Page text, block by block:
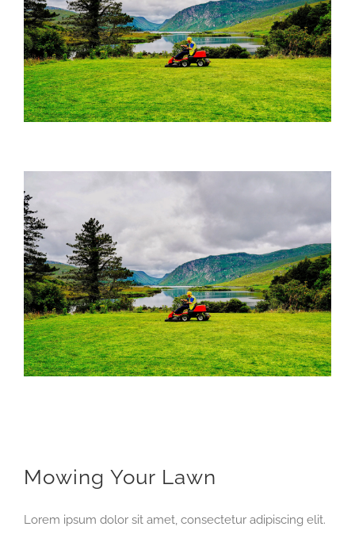
Mowing Your Lawn
Lorem ipsum dolor sit amet, consectetur adipiscing elit.